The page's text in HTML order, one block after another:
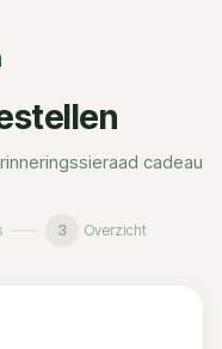
cadeau
3 Overzicht